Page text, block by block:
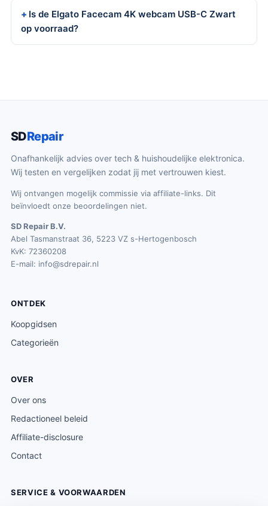
Is de Elgato Facecam 4K webcam USB-C Zwart
op voorraad?
SDRepair
Onafhankelijk advies over tech & huishoudelijke elektronica.
Wij testen en vergelijken zodat jij met vertrouwen kiest.
Wij ontvangen mogelijk commissie via affiliate-links. Dit
beïnvloedt onze beoordelingen niet.
SD Repair B.V.
Abel Tasmanstraat 36, 5223 VZ s-Hertogenbosch
KvK: 72360208
E-mail: info@sdrepair.nl
ONTDEK
Koopgidsen
Categorieën
OVER
Over ons
Redactioneel beleid
Affiliate-disclosure
Contact
SERVICE & VOORWAARDEN